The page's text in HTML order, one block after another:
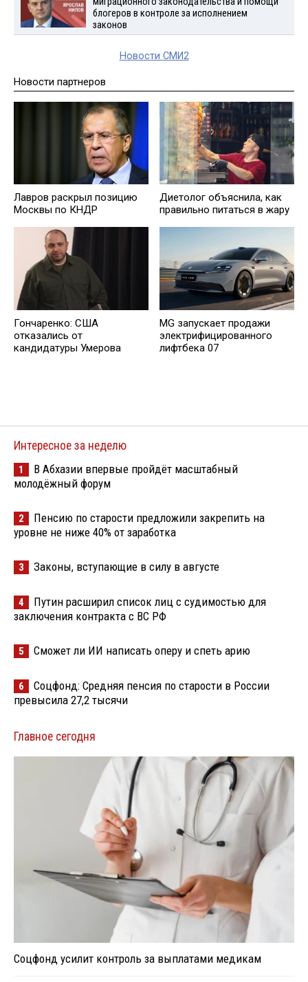
блогеров в контроле за исполнением
законов
Новости СМИ2
Новости партнеров
Лавров раскрыл позицию
Москвы по КНДР
Диетолог объяснила, как
правильно питаться в жару
Гончаренко: США
отказались от
кандидатуры Умерова
MG запускает продажи
электрифицированного
лифтбека 07
Интересное за неделю
1
В Абхазии впервые пройдёт масштабный
молодёжный форум
2
Пенсию по старости предложили закрепить на
уровне не ниже 40% от заработка
3 Законы, вступающие в силу в августе
4
Путин расширил список лиц с судимостью для
заключения контракта с ВС РФ
5 Сможет ли ИИ написать оперу и спеть арию
6
Соцфонд: Средняя пенсия по старости в России
превысила 27,2 тысячи
Главное сегодня
Соцфонд усилит контроль за выплатами медикам